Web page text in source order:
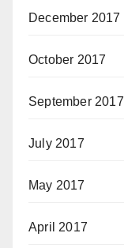
December 2017
October 2017
September 2017
July 2017
May 2017
April 2017